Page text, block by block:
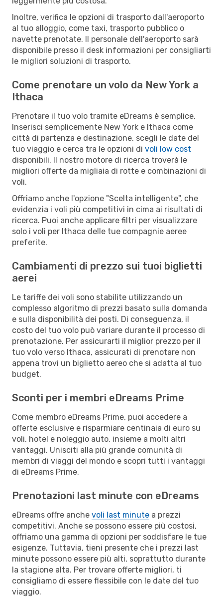
Inoltre, verifica le opzioni di trasporto dall'aeroporto
al tuo alloggio, come taxi, trasporto pubblico o
navette prenotate. Il personale dell'aeroporto sarà
disponibile presso il desk informazioni per consigliarti
le migliori soluzioni di trasporto.
Come prenotare un volo da New York a
Ithaca
Prenotare il tuo volo tramite eDreams è semplice.
Inserisci semplicemente New York e Ithaca come
città di partenza e destinazione, scegli le date del
tuo viaggio e cerca tra le opzioni di voli low cost
disponibili. Il nostro motore di ricerca troverà le
migliori offerte da migliaia di rotte e combinazioni di
voli.
Offriamo anche l'opzione "Scelta intelligente", che
evidenzia i voli più competitivi in cima ai risultati di
ricerca. Puoi anche applicare filtri per visualizzare
solo i voli per Ithaca delle tue compagnie aeree
preferite.
Cambiamenti di prezzo sui tuoi biglietti
aerei
Le tariffe dei voli sono stabilite utilizzando un
complesso algoritmo di prezzi basato sulla domanda
e sulla disponibilità dei posti. Di conseguenza, il
costo del tuo volo può variare durante il processo di
prenotazione. Per assicurarti il miglior prezzo per il
tuo volo verso Ithaca, assicurati di prenotare non
appena trovi un biglietto aereo che si adatta al tuo
budget.
Sconti per i membri eDreams Prime
Come membro eDreams Prime, puoi accedere a
offerte esclusive e risparmiare centinaia di euro su
voli, hotel e noleggio auto, insieme a molti altri
vantaggi. Unisciti alla più grande comunità di
membri di viaggi del mondo e scopri tutti i vantaggi
di eDreams Prime.
Prenotazioni last minute con eDreams
eDreams offre anche voli last minute a prezzi
competitivi. Anche se possono essere più costosi,
offriamo una gamma di opzioni per soddisfare le tue
esigenze. Tuttavia, tieni presente che i prezzi last
minute possono essere più alti, soprattutto durante
la stagione alta. Per trovare offerte migliori, ti
consigliamo di essere flessibile con le date del tuo
viaggio.